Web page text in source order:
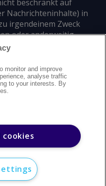
beschränkt auf
Nachrichteninhalte) in
irgendeinem Zweck
oder anderweitig
dürfen.
Urheberrecht
zur modernen Sklaverei
monitor and improve
analyse traffic
to your interests. By